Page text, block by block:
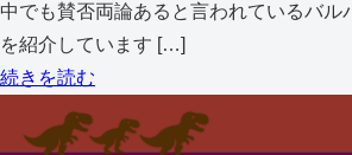
中でも賛否両論あると言われているバル
を紹介しています […]
続きを読む